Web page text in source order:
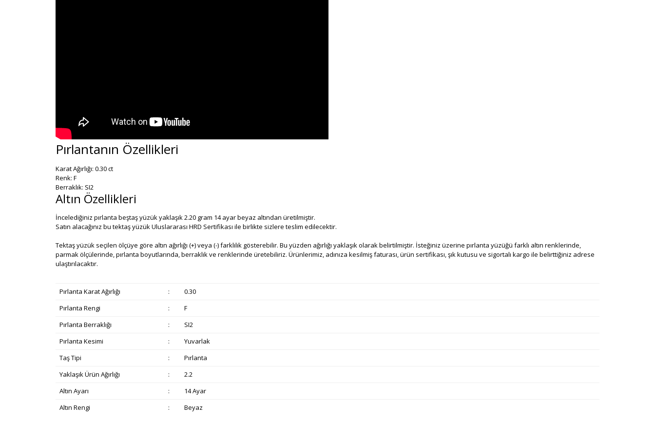
Pırlantanın Özellikleri
Karat Ağırlığı: 0.30 ct
Renk: F
Berraklık: SI2
Altın Özellikleri
İncelediğiniz pırlanta beştaş yüzük yaklaşık 2.20 gram 14 ayar beyaz altından üretilmiştir.
Satın alacağınız bu tektaş yüzük Uluslararası HRD Sertifikası ile birlikte sizlere teslim edilecektir.
Tektaş yüzük seçilen ölçüye göre altın ağırlığı (+) veya (-) farklılık gösterebilir. Bu yüzden ağırlığı yaklaşık olarak belirtilmiştir. İsteğiniz üzerine pırlanta yüzüğü farklı altın renklerinde,
parmak ölçülerinde, pırlanta boyutlarında, berraklık ve renklerinde üretebiliriz. Ürünlerimiz, adınıza kesilmiş faturası, ürün sertifikası, şık kutusu ve sigortalı kargo ile belirttiğiniz adrese
ulaştırılacaktır.
Pırlanta Karat Ağırlığı :
0.30
Pırlanta Rengi
:
F
Pırlanta Berraklığı
:
SI2
Pırlanta Kesimi
:
Yuvarlak
Taş Tipi
:
Pırlanta
Yaklaşık Ürün Ağırlığı
:
2.2
Altın Ayarı
:
14 Ayar
Altın Rengi
: Beyaz